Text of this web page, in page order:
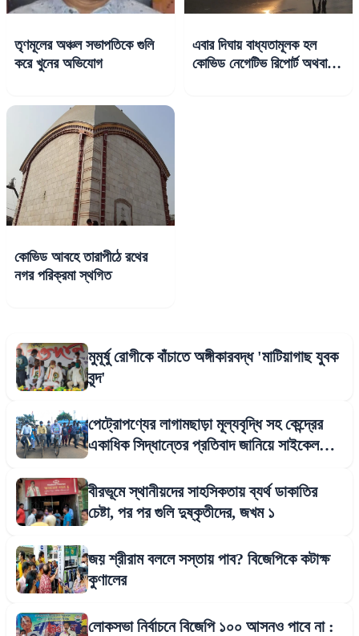
তৃণমূলের অঞ্চল সভাপতিকে গুলি
করে খুনের অভিযোগ
এবার দিঘায় বাধ্যতামূলক হল
কোভিড নেগেটিভ রিপোর্ট অথবা
কোভিড আবহে তারাপীঠে রথের
নগর পরিক্রমা স্থগিত
মুমূর্ষু রোগীকে বাঁচাতে অঙ্গীকারবদ্ধ 'মাটিয়াগাছ যুবক
বৃন্দ'
পেট্রোপণ্যের লাগামছাড়া মূল্যবৃদ্ধি সহ কেন্দ্রের
একাধিক সিদ্ধান্তের প্রতিবাদ জানিয়ে সাইকেল
বীরভূমে স্থানীয়দের সাহসিকতায় ব্যর্থ ডাকাতির
চেষ্টা, পর পর গুলি দুষ্কৃতীদের, জখম ১
জয় শ্রীরাম বললে সস্তায় পাব? বিজেপিকে কটাক্ষ
কুণালের
লোকসভা নির্বাচনে বিজেপি ১০০ আসনও পাবে না :